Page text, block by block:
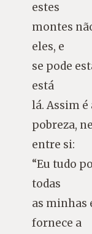
estes
montes
eles, e
se pode
está
lá. Assim
pobreza,
entre si:
“Eu tudo
todas
as minhas
fornece a